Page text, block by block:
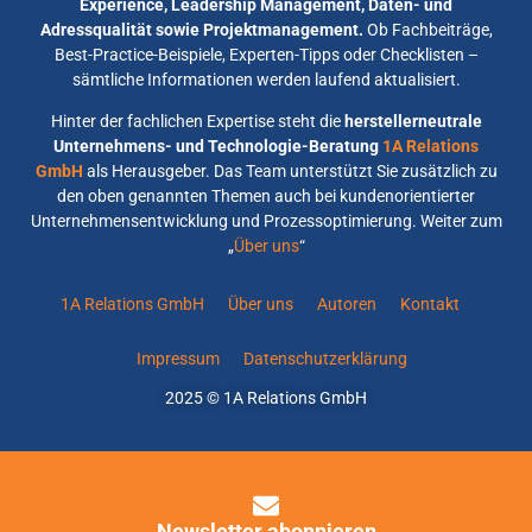
Experience, Leadership Management, Daten- und
Adressqualität sowie Projektmanagement. Ob Fachbeiträge,
Best-Practice-Beispiele, Experten-Tipps oder Checklisten –
sämtliche Informationen werden laufend aktualisiert.
Hinter der fachlichen Expertise steht die herstellerneutrale
Unternehmens- und Technologie-Beratung 1A Relations
GmbH als Herausgeber. Das Team unterstützt Sie zusätzlich zu
den oben genannten Themen auch bei kundenorientierter
Unternehmensentwicklung und Prozessoptimierung. Weiter zum
„Über uns“
1A Relations GmbH Über uns Autoren Kontakt
Impressum Datenschutzerklärung
2025 © 1A Relations GmbH